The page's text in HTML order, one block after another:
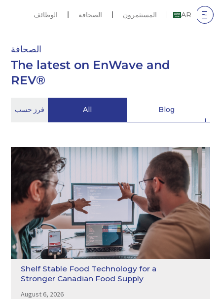
الوظائف الصحافة المستثمرون AR
الصحافة
The latest on EnWave and
REV®
فرز حسب All Blog
Shelf Stable Food Technology for a
Stronger Canadian Food Supply
August 6, 2026